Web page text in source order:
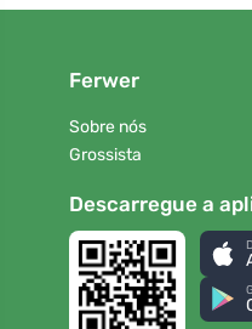
Ferwer
Sobre nós
Grossista
Descarregue a